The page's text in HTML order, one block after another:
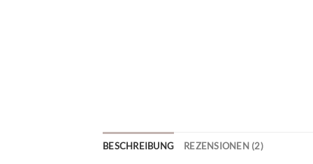
BESCHREIBUNG REZENSIONEN (2)